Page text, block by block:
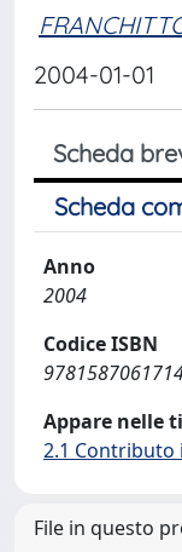
2004-01-01
Scheda
Scheda
Anno
2004
Codice ISBN
Appare nelle
2.1 Contributo
File in questo